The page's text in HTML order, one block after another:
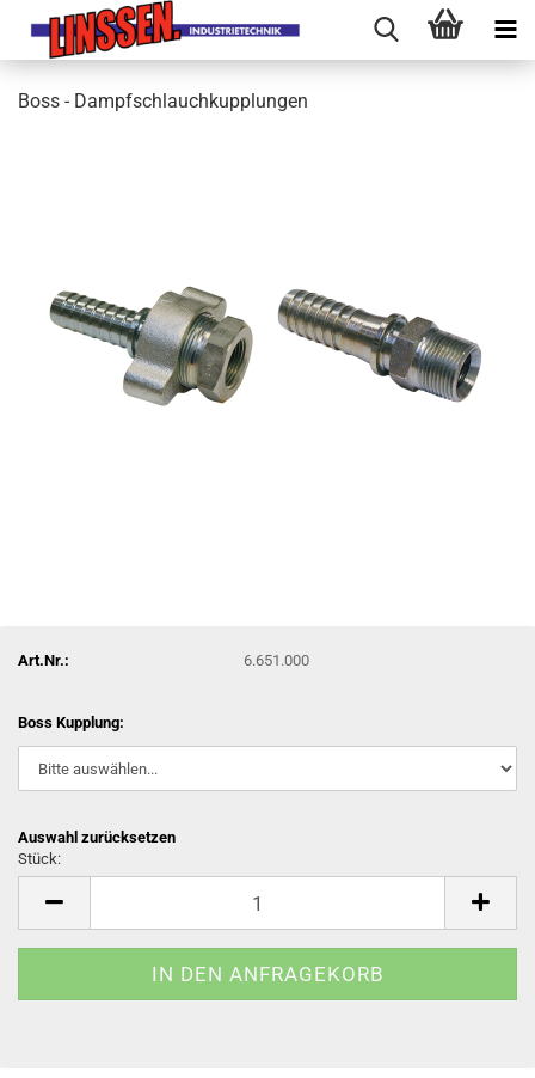
Boss - Dampfschlauchkupplungen
Art.Nr.: 6.651.000
Boss Kupplung:
Auswahl zurücksetzen
Stück: